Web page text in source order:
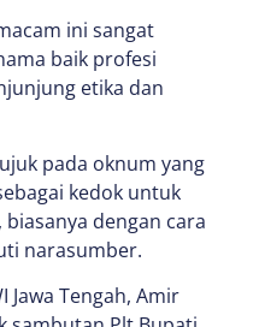
ini sangat
baik profesi
etika dan
pada oknum yang
kedok untuk
dengan cara
narasumber.
Jawa Tengah, Amir